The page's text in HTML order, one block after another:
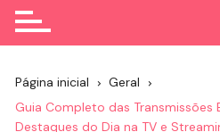
Página inicial
Geral
Guia Completo das Transmissões
Destaques do Dia na TV e